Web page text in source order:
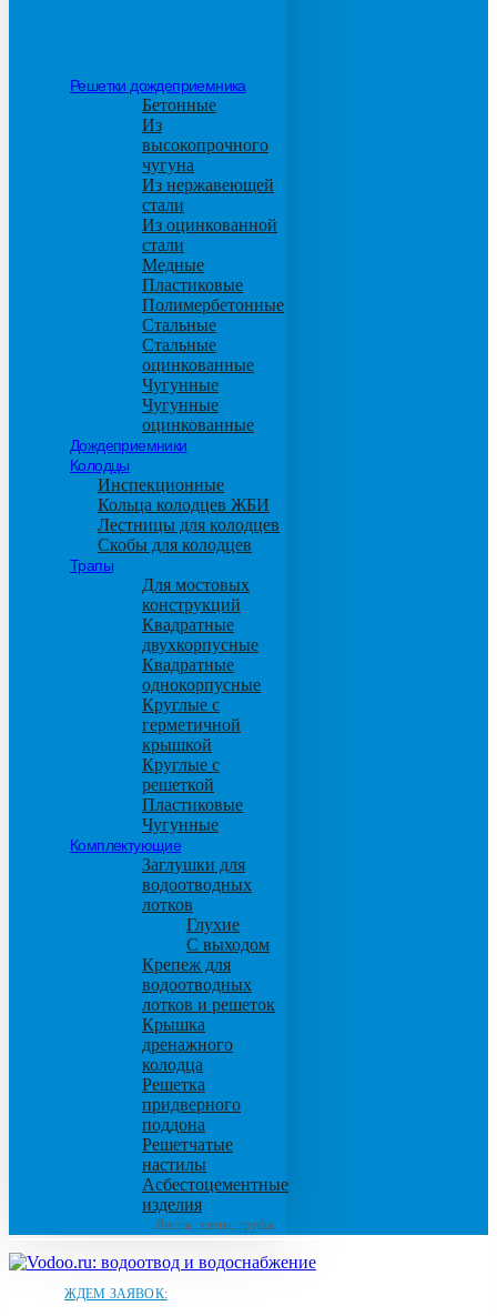
Решетки дождеприемника
Бетонные
Из
высокопрочного
чугуна
Из нержавеющей
стали
Из оцинкованной
стали
Медные
Пластиковые
Полимербетонные
Стальные
Стальные
оцинкованные
Чугунные
Чугунные
оцинкованные
Дождеприемники
Колодцы
Инспекционные
Кольца колодцев ЖБИ
Лестницы для колодцев
Скобы для колодцев
Трапы
Для мостовых
конструкций
Квадратные
двухкорпусные
Квадратные
однокорпусные
Круглые с
герметичной
крышкой
Круглые с
решеткой
Пластиковые
Чугунные
Комплектующие
Заглушки для
водоотводных
лотков
Глухие
С выходом
Крепеж для
водоотводных
лотков и решеток
Крышка
дренажного
колодца
Решетка
придверного
поддона
Решетчатые
настилы
Асбестоцементные
изделия
Листы, плиты, трубы
ЖДЕМ ЗАЯВОК: